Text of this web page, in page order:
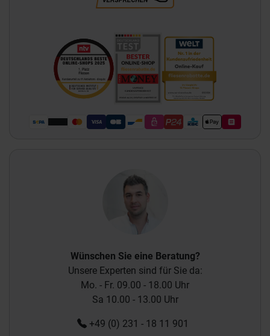
Wünschen Sie eine Beratung?
Unsere Experten sind für Sie da:
Mo. - Fr. 09.00 - 18.00 Uhr
Sa 10.00 - 13.00 Uhr
+49 (0) 231 - 18 11 901